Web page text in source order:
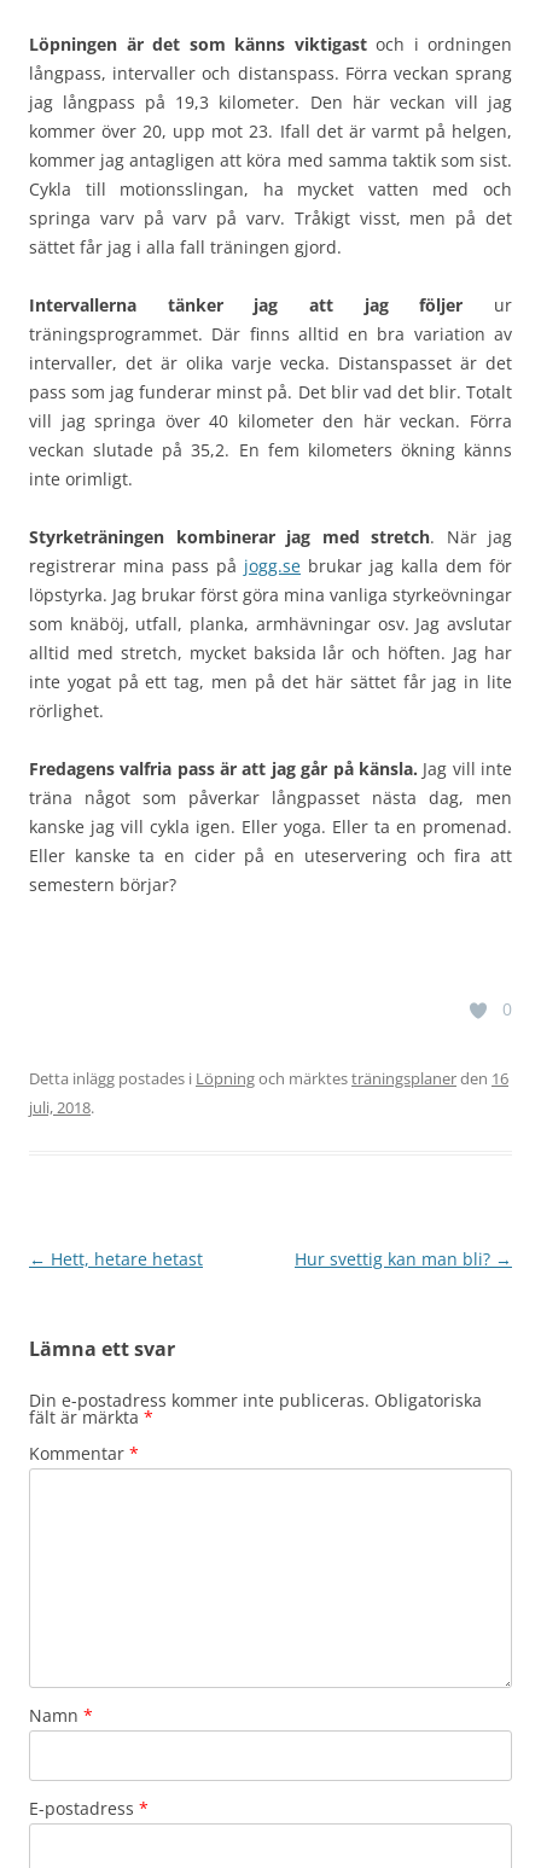
Löpningen är det som känns viktigastoch i ordningen
långpass, intervaller och distanspass. Förra veckan sprang
jag långpass på 19,3 kilometer. Den här veckan vill jag
kommer över 20, upp mot 23. Ifall det är varmt på helgen,
kommer jag antagligen att köra med samma taktik som sist.
Cykla till motionsslingan, ha mycket vatten med och
springa varv på varv på varv. Tråkigt visst, men på det
sättet får jag i alla fall träningen gjord.
Intervallerna tänker jag att jag följer ur
träningsprogrammet. Där finns alltid en bra variation av
intervaller, det är olika varje vecka. Distanspasset är det
pass som jag funderar minst på. Det blir vad det blir. Totalt
vill jag springa över 40 kilometer den här veckan. Förra
veckan slutade på 35,2. En fem kilometers ökning känns
inte orimligt.
Styrketräningen kombinerar jag med stretch. När jag
registrerar mina pass på jogg.se brukar jag kalla dem för
löpstyrka. Jag brukar först göra mina vanliga styrkeövningar
som knäböj, utfall, planka, armhävningar osv. Jag avslutar
alltid med stretch, mycket baksida lår och höften. Jag har
inte yogat på ett tag, men på det här sättet får jag in lite
rörlighet.
Fredagens valfria pass är att jag går på känsla. Jag vill inte
träna något som påverkar långpasset nästa dag, men
kanske jag vill cykla igen. Eller yoga. Eller ta en promenad.
Eller kanske ta en cider på en uteservering och fira att
semestern börjar?
0
Detta inlägg postades i Löpningoch märktesträningsplanerden 16
juli, 2018.
Inläggsnavigering
← Hett, hetare hetast Hur svettig kan man bli? →
Lämna ett svar
Din e-postadress kommer inte publiceras. Obligatoriska
fält är märkta *
Kommentar *
Namn *
E-postadress *